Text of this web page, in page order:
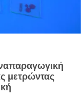
μετρώντας